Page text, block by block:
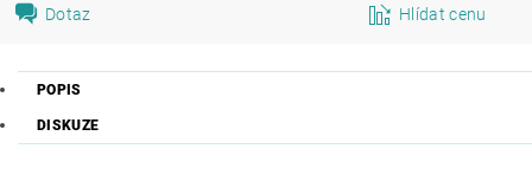
Dotaz Hlídat cenu
POPIS
DISKUZE